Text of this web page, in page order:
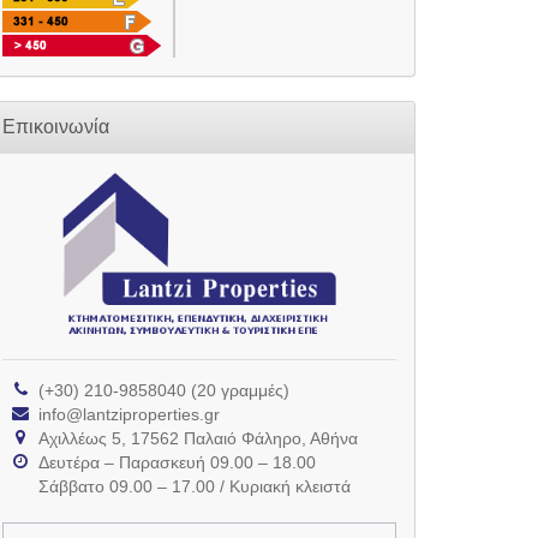
Επικοινωνία
(+30) 210-9858040 (20 γραμμές)
info@lantziproperties.gr
Αχιλλέως 5, 17562 Παλαιό Φάληρο, Αθήνα
Δευτέρα – Παρασκευή 09.00 – 18.00
Σάββατο 09.00 – 17.00 / Κυριακή κλειστά